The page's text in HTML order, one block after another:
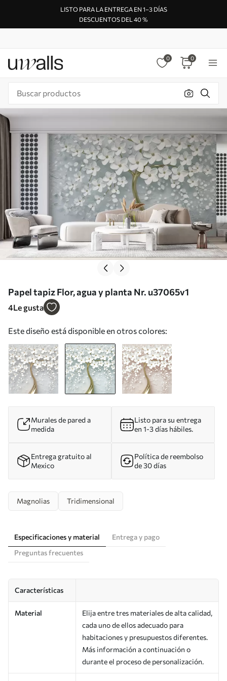
LISTO PARA LA ENTREGA EN 1–3 DÍAS
DESCUENTOS DEL 40 %
0 0
Papel tapiz Flor, agua y planta Nr. u37065v1
4Le gusta
Este diseño está disponible en otros colores:
Murales de pared a
medida
Listo para su entrega
en 1-3 días hábiles.
Entrega gratuito al
Mexico
Política de reembolso
de 30 días
Magnolias Tridimensional
Especificaciones y material
Entrega y pago
Preguntas frecuentes
Características
Material
Elija entre tres materiales de alta calidad,
cada uno de ellos adecuado para
habitaciones y presupuestos diferentes.
Más información a continuación o
durante el proceso de personalización.